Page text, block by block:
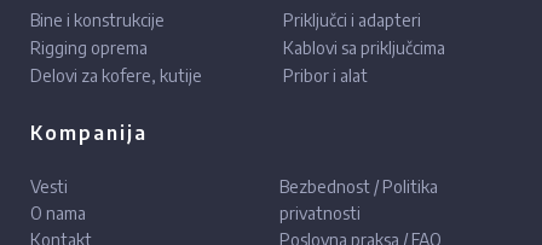
Bine i konstrukcije
Rigging oprema
Delovi za kofere, kutije
Priključci i adapteri
Kablovi sa priključcima
Pribor i alat
Kompanija
Vesti
O nama
Kontakt
Bezbednost / Politika
privatnosti
Poslovna praksa / FAQ